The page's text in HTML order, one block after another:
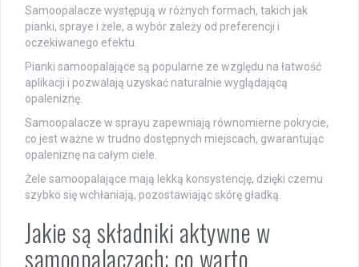
Samoopalacze występują w różnych formach, takich jak
pianki, spraye i żele, a wybór zależy od preferencji i
oczekiwanego efektu.
Pianki samoopalające są popularne ze względu na łatwość
aplikacji i pozwalają uzyskać naturalnie wyglądającą
opaleniznę.
Samoopalacze w sprayu zapewniają równomierne pokrycie,
co jest ważne w trudno dostępnych miejscach, gwarantując
opaleniznę na całym ciele.
Żele samoopalające mają lekką konsystencję, dzięki czemu
szybko się wchłaniają, pozostawiając skórę gładką.
Jakie są składniki aktywne w
samoopalaczach: co warto